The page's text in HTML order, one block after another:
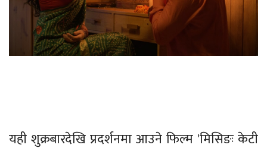
यही शुक्रबारदेखि प्रदर्शनमा आउने फिल्म 'मिसिङः केटी